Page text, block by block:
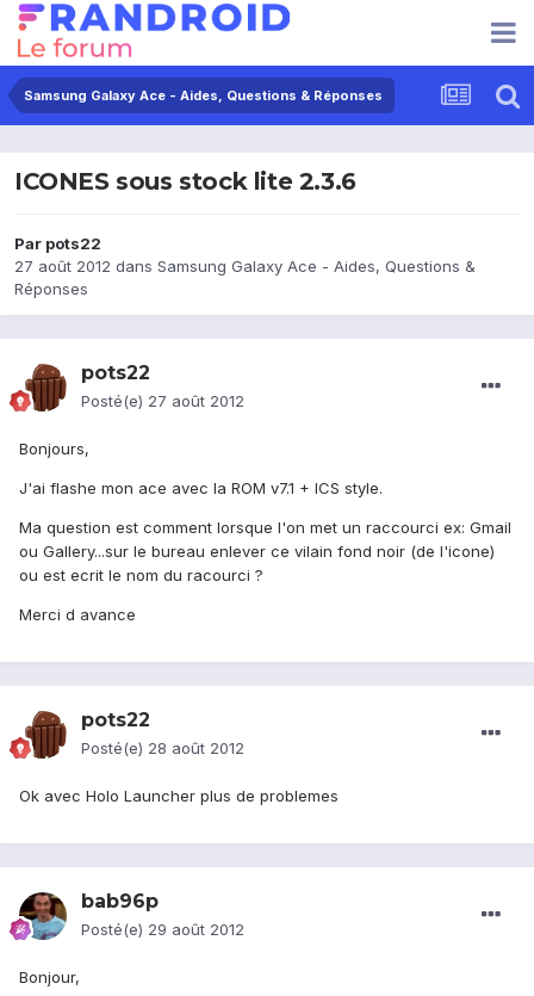
Samsung Galaxy Ace - Aides, Questions & Réponses
ICONES sous stock lite 2.3.6
Par pots22
27 août 2012 dans Samsung Galaxy Ace - Aides, Questions &
Réponses
pots22
Posté(e) 27 août 2012
Bonjours,
J'ai flashe mon ace avec la ROM v7.1 + ICS style.
Ma question est comment lorsque l'on met un raccourci ex: Gmail
ou Gallery...sur le bureau enlever ce vilain fond noir (de l'icone)
ou est ecrit le nom du racourci ?
Merci d avance
pots22
Posté(e) 28 août 2012
Ok avec Holo Launcher plus de problemes
bab96p
Posté(e) 29 août 2012
Bonjour,